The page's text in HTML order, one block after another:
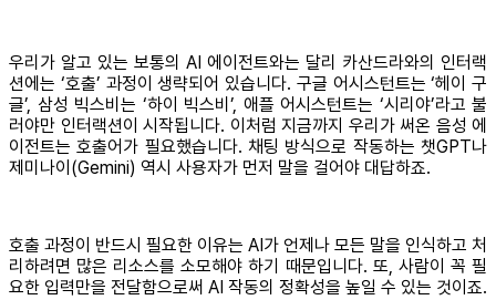
우리가 알고 있는 보통의 AI 에이전트와는 달리 카산드라와의 인터랙
션에는 ‘호출’ 과정이 생략되어 있습니다. 구글 어시스턴트는 ‘헤이 구
글’, 삼성 빅스비는 ‘하이 빅스비’, 애플 어시스턴트는 ‘시리야’라고 불
러야만 인터랙션이 시작됩니다. 이처럼 지금까지 우리가 써온 음성 에
이전트는 호출어가 필요했습니다. 채팅 방식으로 작동하는 챗GPT나
제미나이(Gemini) 역시 사용자가 먼저 말을 걸어야 대답하죠.
호출 과정이 반드시 필요한 이유는 AI가 언제나 모든 말을 인식하고 처
리하려면 많은 리소스를 소모해야 하기 때문입니다. 또, 사람이 꼭 필
요한 입력만을 전달함으로써 AI 작동의 정확성을 높일 수 있는 것이죠.